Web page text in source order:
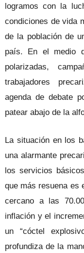
logramos con la
condiciones de vida
de la población de
país. En el medio
polarizadas,
trabajadores
agenda de debate
patear abajo de la
La situación en los
una alarmante
los servicios
que más resuena es
cercano a las
inflación y el
un “cóctel
profundiza de la